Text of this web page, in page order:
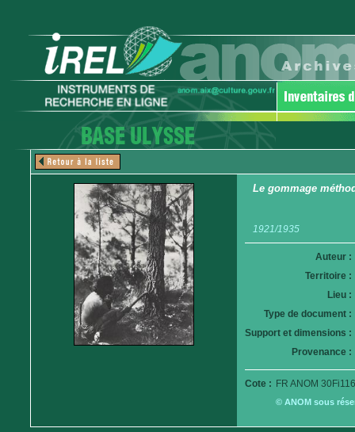
Le gommage
1921/1935
Auteur :
Territoire :
Lieu :
Type de document :
Support et dimensions :
Provenance :
Cote : FR ANOM
© ANOM sous